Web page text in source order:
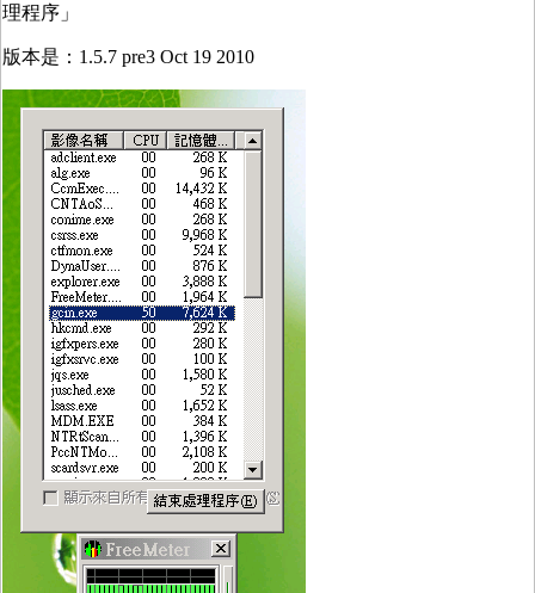
理程序」
版本是：1.5.7 pre3 Oct 19 2010